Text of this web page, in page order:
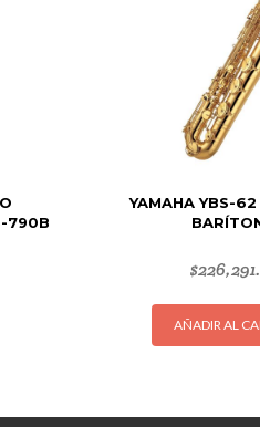
790B
YAMAHA YBS-
$
AÑADIR AL